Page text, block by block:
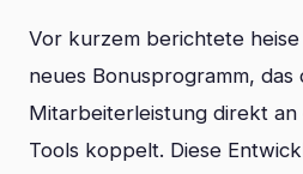
Vor kurzem berichtete
neues Bonusprogramm, das
Mitarbeiterleistung direkt
Tools koppelt. Diese